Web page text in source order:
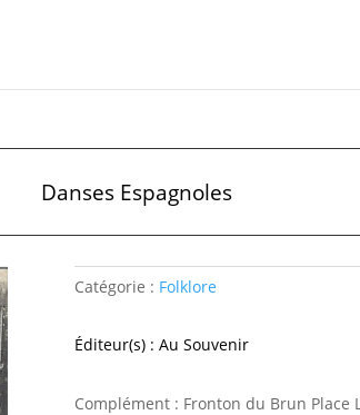
Danses Espagnoles
Catégorie : Folklore
Éditeur(s) : Au Souvenir
Complément : Fronton du Brun Place